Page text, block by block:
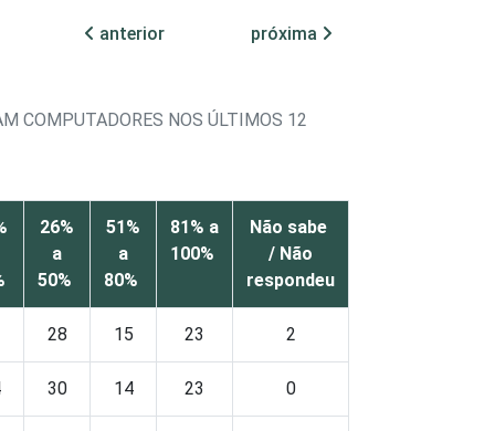
anterior
próxima
COMPUTADORES NOS ÚLTIMOS 12
26%
a
50%
51%
a
80%
81% a
100%
Não sabe
/ Não
respondeu
28 15 23 2
30 14 23 0